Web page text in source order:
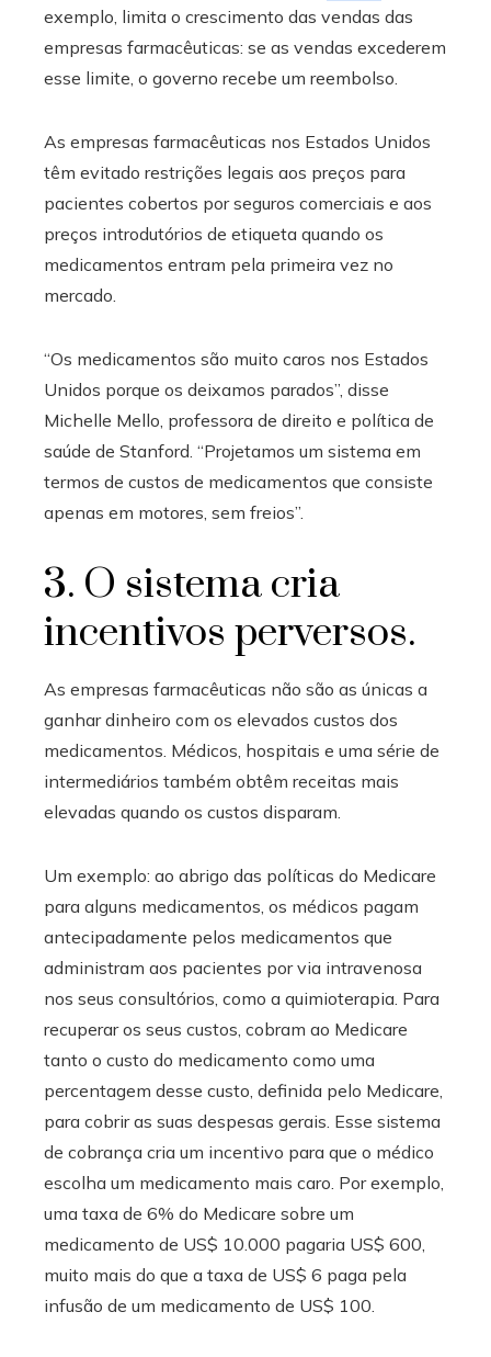
exemplo, limita o crescimento das vendas das
empresas farmacêuticas: se as vendas excederem
esse limite, o governo recebe um reembolso.
As empresas farmacêuticas nos Estados Unidos
têm evitado restrições legais aos preços para
pacientes cobertos por seguros comerciais e aos
preços introdutórios de etiqueta quando os
medicamentos entram pela primeira vez no
mercado.
“Os medicamentos são muito caros nos Estados
Unidos porque os deixamos parados”, disse
Michelle Mello, professora de direito e política de
saúde de Stanford. “Projetamos um sistema em
termos de custos de medicamentos que consiste
apenas em motores, sem freios”.
3. O sistema cria
incentivos perversos.
As empresas farmacêuticas não são as únicas a
ganhar dinheiro com os elevados custos dos
medicamentos. Médicos, hospitais e uma série de
intermediários também obtêm receitas mais
elevadas quando os custos disparam.
Um exemplo: ao abrigo das políticas do Medicare
para alguns medicamentos, os médicos pagam
antecipadamente pelos medicamentos que
administram aos pacientes por via intravenosa
nos seus consultórios, como a quimioterapia. Para
recuperar os seus custos, cobram ao Medicare
tanto o custo do medicamento como uma
percentagem desse custo, definida pelo Medicare,
para cobrir as suas despesas gerais. Esse sistema
de cobrança cria um incentivo para que o médico
escolha um medicamento mais caro. Por exemplo,
uma taxa de 6% do Medicare sobre um
medicamento de US$ 10.000 pagaria US$ 600,
muito mais do que a taxa de US$ 6 paga pela
infusão de um medicamento de US$ 100.